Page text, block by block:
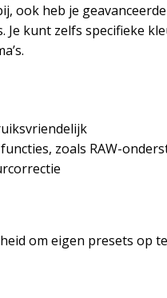
ook heb je
Je kunt zelfs specifieke
zoals RAW-
om eigen presets op